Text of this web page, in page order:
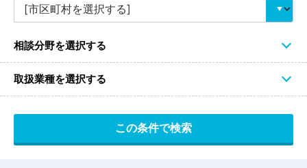
相談分野を選択する
取扱業種を選択する